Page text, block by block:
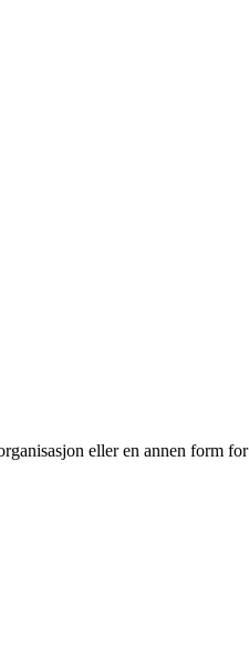
eller en annen form for